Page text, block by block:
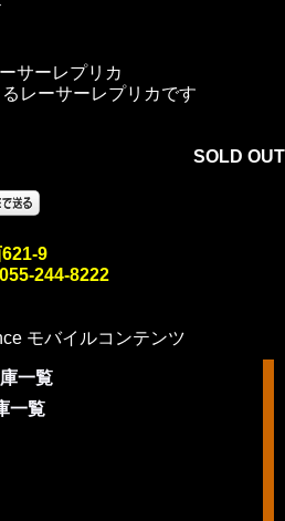
サーレプリカ
レーサーレプリカです
SOLD OUT
9
244-8222
モバイルコンテンツ
一覧
一覧